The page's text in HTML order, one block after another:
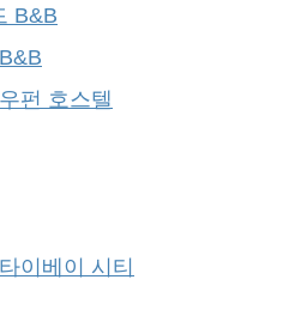
B&B
펀 호스텔
이베이 시티